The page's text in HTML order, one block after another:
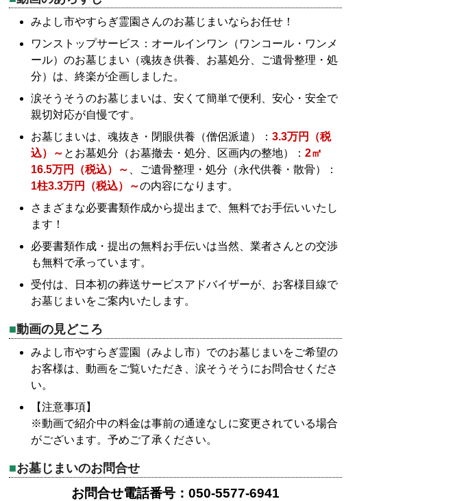
みよし市やすらぎ霊園さんのお墓じまいならお任せ！
ワンストップサービス：オールインワン（ワンコール・ワンメ
ール）のお墓じまい（魂抜き供養、お墓処分、ご遺骨整理・処
分）は、終楽が企画しました。
涙そうそうのお墓じまいは、安くて簡単で便利、安心・安全で
親切対応が自慢です。
お墓じまいは、魂抜き・閉眼供養（僧侶派遣）：3.3万円（税
込）～ とお墓処分（お墓撤去・処分、区画内の整地）：2㎡
16.5万円（税込）～
、ご遺骨整理・処分（永代供養・散骨）：
1柱3.3万円（税込）～の内容になります。
さまざまな必要書類作成から提出まで、無料でお手伝いいたし
ます！
必要書類作成・提出の無料お手伝いは当然、業者さんとの交渉
も無料で承っています。
受付は、日本初の葬送サービスアドバイザーが、お客様目線で
お墓じまいをご案内いたします。
動画の見どころ
みよし市やすらぎ霊園（みよし市）でのお墓じまいをご希望の
お客様は、動画をご覧いただき、涙そうそうにお問合せくださ
い。
【注意事項】
※動画で紹介中の料金は事前の通達なしに変更されている場合
がございます。予めご了承ください。
お墓じまいのお問合せ
お問合せ電話番号：050-5577-6941